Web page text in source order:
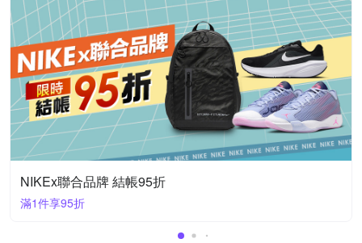
NIKEx聯合品牌 結帳95折
滿1件享95折